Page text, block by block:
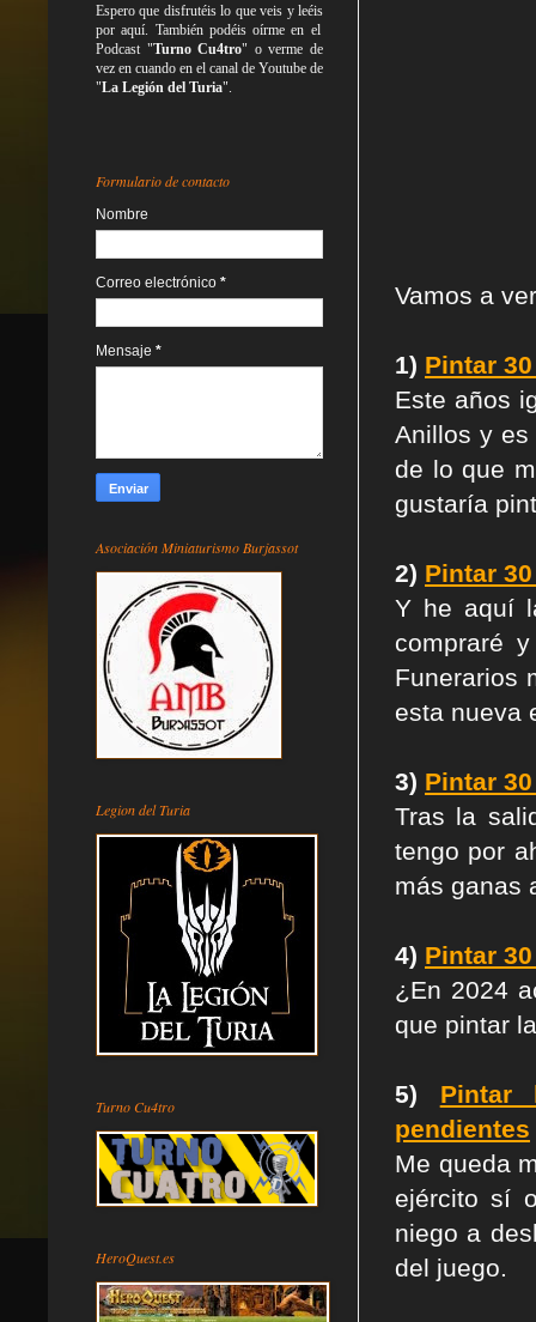
Vamos a
1) Pintar
Este años
Anillos y
de lo que
gustaría
2) Pintar
Y he aquí
compraré
Funerarios
esta nueva
3) Pintar
Tras la
tengo por
más ganas
4) Pintar
¿En 2024
que pintar
5) Pintar
pendientes
Me queda
ejército sí
niego a
del juego.
Espero que disfrutéis lo queveis yleéis
por aquí. También podéis oírme en el
Podcast "Turno Cu4tro" o verme de
vez en cuando en el canal de Youtube de
"La Legión del Turia".
Formulario de contacto
Nombre
Correo electrónico *
Mensaje *
Asociación Miniaturismo Burjassot
Legion del Turia
Turno Cu4tro
HeroQuest.es